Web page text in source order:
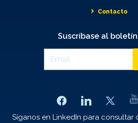
Contacto
Suscríbase al boletín
Síganos en LinkedIn para consultar